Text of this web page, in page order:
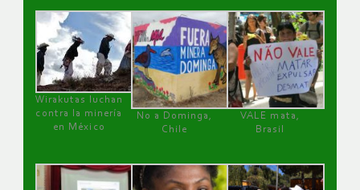
Wirakutas luchan
contra la minería
en México
No a Dominga,
Chile
VALE mata,
Brasil